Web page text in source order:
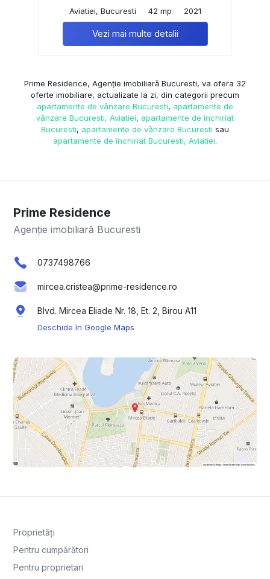
Aviatiei, Bucuresti
42 mp 2021
Vezi mai multe detalii
Prime Residence, Agenție imobiliară Bucuresti, va ofera 32
oferte imobiliare, actualizate la zi, din categorii precum
apartamente de vânzare Bucuresti, apartamente de
vânzare Bucuresti, Aviatiei, apartamente de închiriat
Bucuresti, apartamente de vânzare Bucuresti sau
apartamente de închiriat Bucuresti, Aviatiei.
Prime Residence
Agenție imobiliară Bucuresti
0737498766
mircea.cristea@prime-residence.ro
Blvd. Mircea Eliade Nr. 18, Et. 2, Birou A11
Deschide în Google Maps
Proprietăți
Pentru cumpărători
Pentru proprietari